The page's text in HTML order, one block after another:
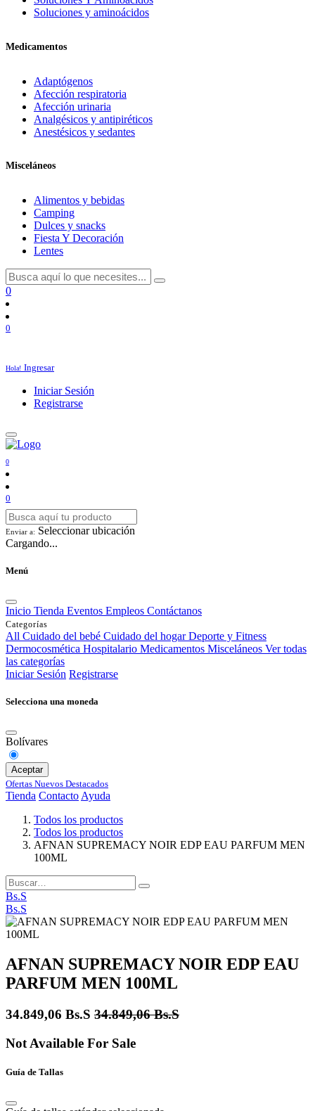
Soluciones y aminoácidos
Medicamentos
Adaptógenos
Afección respiratoria
Afección urinaria
Analgésicos y antipiréticos
Anestésicos y sedantes
Misceláneos
Alimentos y bebidas
Camping
Dulces y snacks
Fiesta Y Decoración
Lentes
0
0
Hola! Ingresar
Iniciar Sesión
Registrarse
0
0
Enviar a: Seleccionar ubicación
Cargando...
Menú
Inicio Tienda Eventos Empleos Contáctanos
Categorías
All Cuidado del bebé Cuidado del hogar Deporte y Fitness
Dermocosmética Hospitalario Medicamentos Misceláneos Ver todas
las categorías
Iniciar Sesión Registrarse
Selecciona una moneda
Bolívares
Aceptar
Ofertas Nuevos Destacados
Tienda Contacto Ayuda
Todos los productos
Todos los productos
AFNAN SUPREMACY NOIR EDP EAU PARFUM MEN
100ML
Bs.S
Bs.S
AFNAN SUPREMACY NOIR EDP EAU
PARFUM MEN 100ML
34.849,06 Bs.S 34.849,06Bs.S
Not Available For Sale
Guía de Tallas